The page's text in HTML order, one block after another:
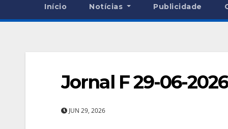
Início Notícias Publicidade
Jornal F 29-06-2026
JUN 29, 2026